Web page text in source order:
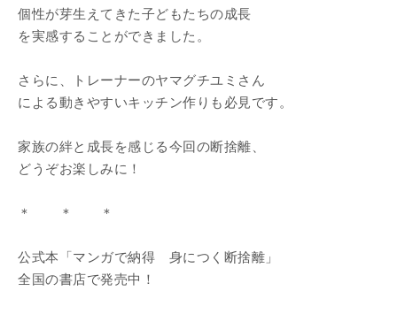
個性が芽生えてきた子どもたちの成長
を実感することができました。
さらに、トレーナーのヤマグチユミさん
による動きやすいキッチン作りも必見です。
家族の絆と成長を感じる今回の断捨離、
どうぞお楽しみに！
＊ ＊ ＊
公式本「マンガで納得 身につく断捨離」
全国の書店で発売中！